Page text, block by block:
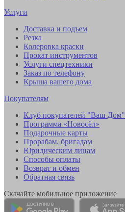
Услуги
Доставка и подъем
Резка
Колеровка краски
Прокат инструментов
Услуги спецтехники
Заказ по телефону
Крыша вашего дома
Покупателям
Клуб покупателей "Ваш Дом"
Программа «Новосёл»
Подарочные карты
Прорабам, бригадам
Юридическим лицам
Способы оплаты
Возврат и обмен
Обратная связь
Скачайте мобильное приложение